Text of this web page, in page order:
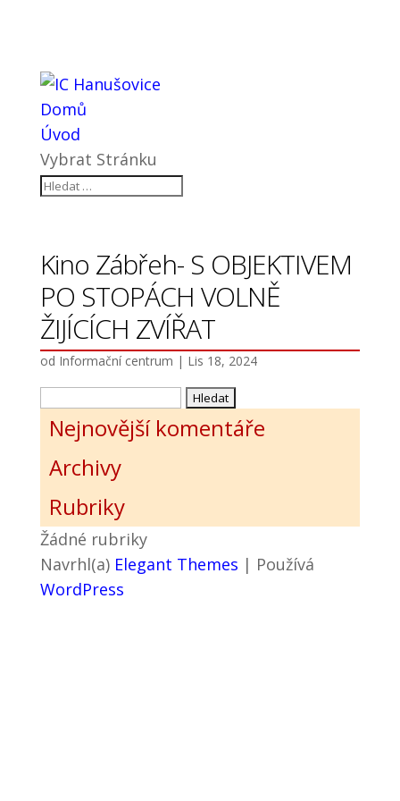
Domů
Úvod
Vybrat Stránku
Kino Zábřeh- S OBJEKTIVEM
PO STOPÁCH VOLNĚ
ŽIJÍCÍCH ZVÍŘAT
od Informační centrum | Lis 18, 2024
Vyhledávání
Nejnovější komentáře
Archivy
Rubriky
Žádné rubriky
Navrhl(a) Elegant Themes | Používá
WordPress